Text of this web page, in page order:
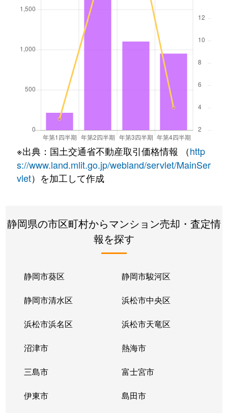
※出典：国土交通省不動産取引価格情報 （http
s://www.land.mlit.go.jp/webland/servlet/MainSer
vlet）を加工して作成
静岡県の市区町村からマンション売却・査定情
報を探す
静岡市葵区 静岡市駿河区
静岡市清水区 浜松市中央区
浜松市浜名区 浜松市天竜区
沼津市 熱海市
三島市 富士宮市
伊東市 島田市